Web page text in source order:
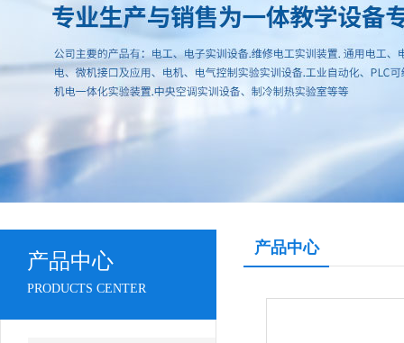
产品中心
PRODUCTS CENTER
产品中心